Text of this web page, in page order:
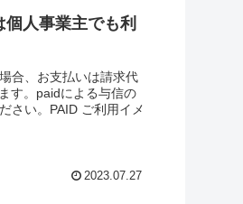
個人事業主でも利
合、お支払いは請求代
す。paidによる与信の
さい。PAID ご利用イメ
2023.07.27